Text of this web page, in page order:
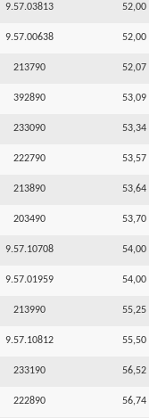
9.57.03813 52,00
9.57.00638 52,00
213790 52,07
392890 53,09
233090 53,34
222790 53,57
213890 53,64
203490 53,70
9.57.10708 54,00
9.57.01959 54,00
213990 55,25
9.57.10812 55,50
233190 56,52
222890 56,74